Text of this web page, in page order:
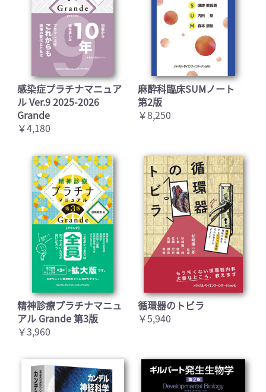
感染症プラチナマニュア
ル Ver.9 2025-2026
Grande
￥4,180
麻酔科臨床SUMノート
第2版
￥8,250
精神診療プラチナマニュ
アル Grande 第3版
￥3,960
循環器のトビラ
￥5,940